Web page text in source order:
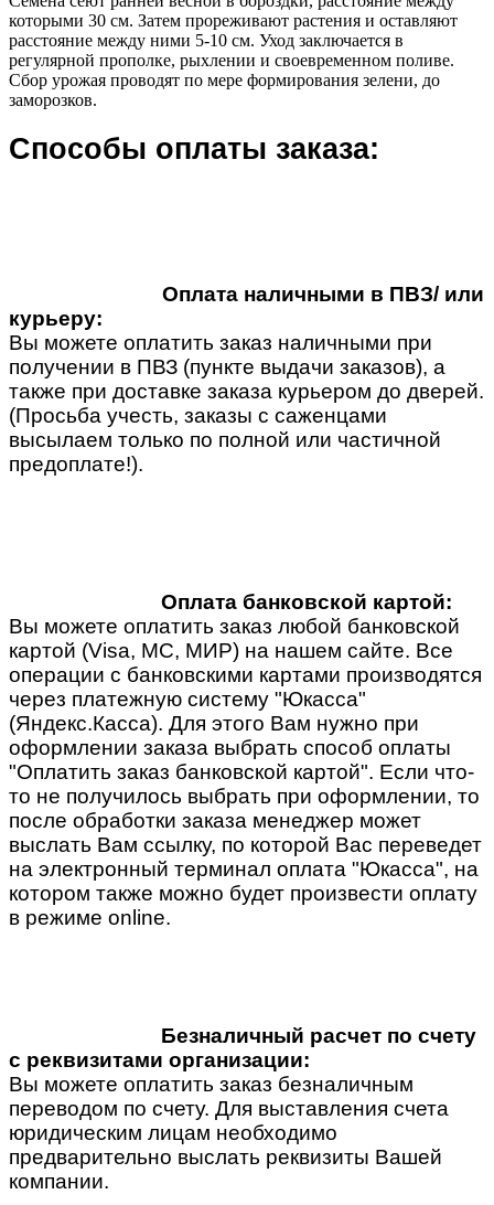
которыми 30 см. Затем прореживают растения и оставляют
расстояние между ними 5-10 см. Уход заключается в
регулярной прополке, рыхлении и своевременном поливе.
Сбор урожая проводят по мере формирования зелени, до
заморозков.
Способы оплаты заказа:
Оплата наличными в ПВЗ/ или
курьеру:
Вы можете оплатить заказ наличными при
получении в ПВЗ (пункте выдачи заказов), а
также при доставке заказа курьером до дверей.
(Просьба учесть, заказы с саженцами
высылаем только по полной или частичной
предоплате!).
Оплата банковской картой:
Вы можете оплатить заказ любой банковской
картой (Visa, MC, МИР) на нашем сайте. Все
операции с банковскими картами производятся
через платежную систему "Юкасса"
(Яндекс.Касса). Для этого Вам нужно при
оформлении заказа выбрать способ оплаты
"Оплатить заказ банковской картой". Если что-
то не получилось выбрать при оформлении, то
после обработки заказа менеджер может
выслать Вам ссылку, по которой Вас переведет
на электронный терминал оплата "Юкасса", на
котором также можно будет произвести оплату
в режиме online.
Безналичный расчет по счету
с реквизитами организации:
Вы можете оплатить заказ безналичным
переводом по счету. Для выставления счета
юридическим лицам необходимо
предварительно выслать реквизиты Вашей
компании.